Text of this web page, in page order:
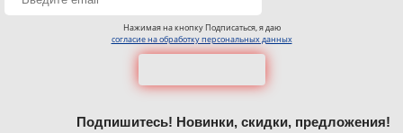
Нажимая на кнопку Подписаться, я даю
согласие на обработку персональных данных
Подпишитесь! Новинки, скидки, предложения!